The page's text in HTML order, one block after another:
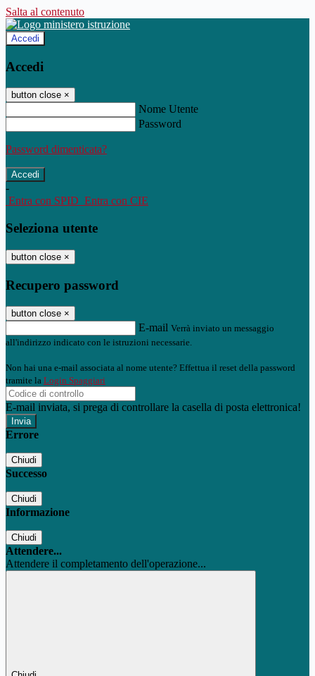
Salta al contenuto
Accedi
Accedi
button close ×
Nome Utente
Password
Password dimenticata?
-
Entra con SPID Entra con CIE
Seleziona utente
button close ×
Recupero password
button close ×
E-mail Verrà inviato un messaggio
all'indirizzo indicato con le istruzioni necessarie.
Non hai una e-mail associata al nome utente? Effettua il reset della password
tramite la Login Spaggiari
E-mail inviata, si prega di controllare la casella di posta elettronica!
Errore
Chiudi
Successo
Chiudi
Informazione
Chiudi
Attendere...
Attendere il completamento dell'operazione...